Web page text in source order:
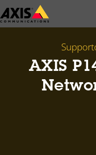
Salta
al
AXIS